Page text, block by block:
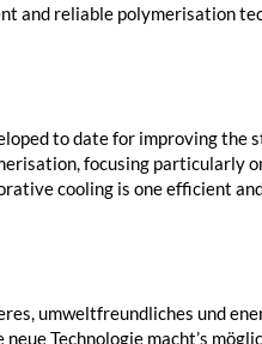
and reliable polymerisation
to date for improving
focusing particularly
cooling is one efficient
umweltfreundliches und
Technologie macht’s